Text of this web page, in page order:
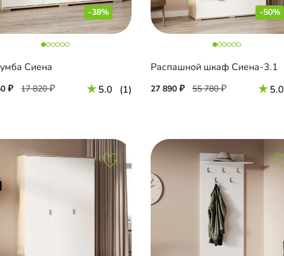
-38%
Сиена
17 820 5.0 (1)
-50%
Распашной шкаф Сиена-3.1
27 890 55 780 5.0